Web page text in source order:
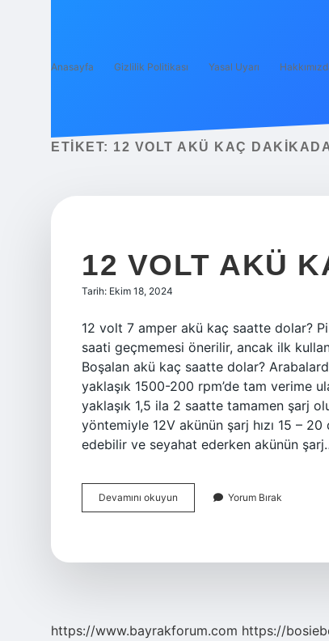
Anasayfa Gizlilik Politikası Yasal Uyarı
ETIKET: 12 VOLT AKÜ KAÇ
12 VOLT AKÜ
Tarih: Ekim 18, 2024
12 volt 7 amper akü kaç saatte dolar?
saati geçmemesi önerilir, ancak ilk
Boşalan akü kaç saatte dolar?
yaklaşık 1500-200 rpm’de tam verime
yaklaşık 1,5 ila 2 saatte tamamen şarj
yöntemiyle 12V akünün şarj hızı 15 –
edebilir ve seyahat ederken akünün
Devamını okuyun
Volt
Yorum Bırak
https://www.bayrakforum.com https://